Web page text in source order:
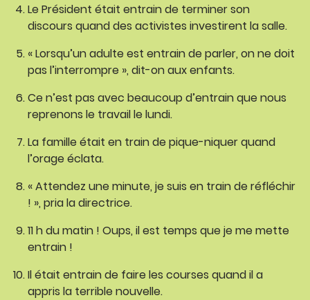
Le Président était entrain de terminer son
discours quand des activistes investirent la salle.
« Lorsqu’un adulte est entrain de parler, on ne doit
pas l’interrompre », dit-on aux enfants.
Ce n’est pas avec beaucoup d’entrain que nous
reprenons le travail le lundi.
La famille était en train de pique-niquer quand
l’orage éclata.
« Attendez une minute, je suis en train de réfléchir
! », pria la directrice.
11 h du matin ! Oups, il est temps que je me mette
entrain !
Il était entrain de faire les courses quand il a
appris la terrible nouvelle.